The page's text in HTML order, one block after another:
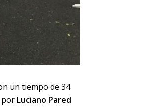
un tiempo de 34
por Luciano Pared